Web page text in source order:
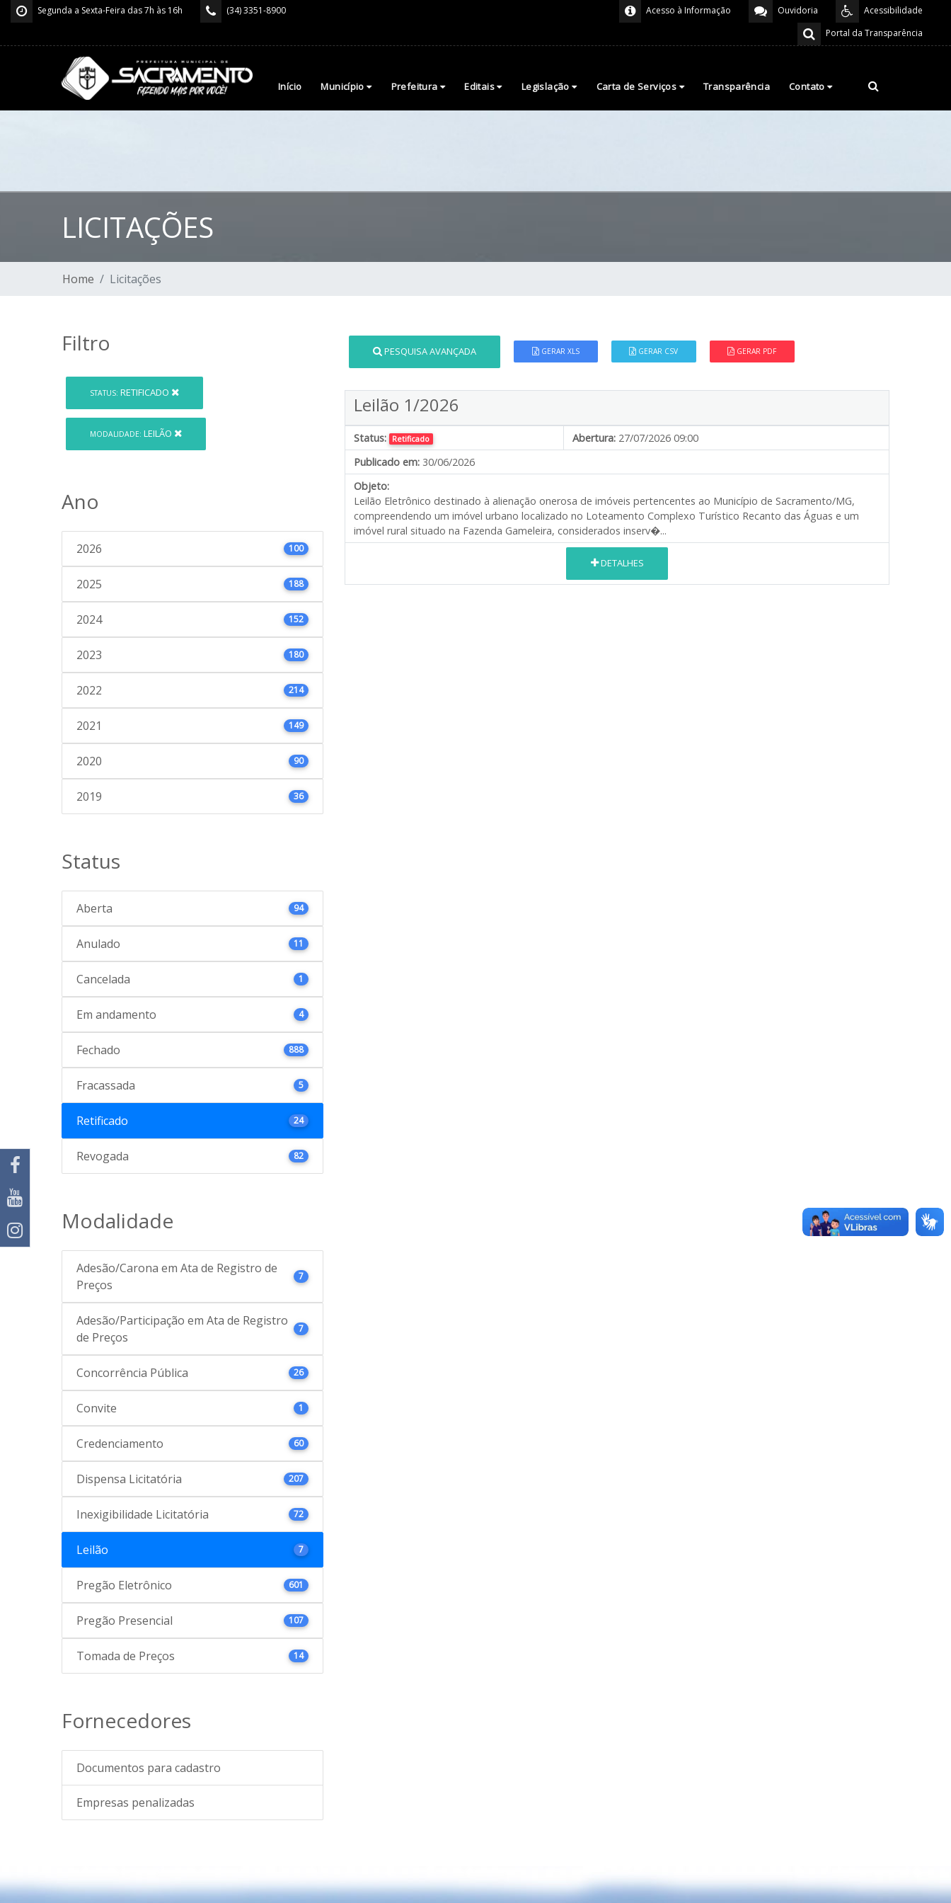
Segunda a Sexta-Feira das 7h às 16h (34) 3351-8900 Acessibilidade
Ouvidoria
Acesso à Informação
Portal da Transparência
Início Município Prefeitura Editais Legislação Carta de Serviços Transparência Contato
LICITAÇÕES
Home Licitações
Filtro
STATUS: RETIFICADO
MODALIDADE: LEILÃO
Ano
2026 100
2025 188
2024 152
2023 180
2022 214
2021 149
2020 90
2019 36
Status
Aberta 94
Anulado 11
Cancelada 1
Em andamento 4
Fechado 888
Fracassada 5
Retificado 24
Revogada 82
Modalidade
Adesão/Carona em Ata de Registro de
Preços
7
Adesão/Participação em Ata de Registro
de Preços
7
Concorrência Pública 26
Convite 1
Credenciamento 60
Dispensa Licitatória 207
Inexigibilidade Licitatória 72
Leilão 7
Pregão Eletrônico 601
Pregão Presencial 107
Tomada de Preços 14
Fornecedores
Documentos para cadastro
Empresas penalizadas
PESQUISA AVANÇADA GERAR XLS GERAR CSV GERAR PDF
Leilão 1/2026
Status: Retificado Abertura: 27/07/2026 09:00
Publicado em: 30/06/2026
Objeto:
Leilão Eletrônico destinado à alienação onerosa de imóveis pertencentes ao Município de Sacramento/MG,
compreendendo um imóvel urbano localizado no Loteamento Complexo Turístico Recanto das Águas e um
imóvel rural situado na Fazenda Gameleira, considerados inserv�...
DETALHES